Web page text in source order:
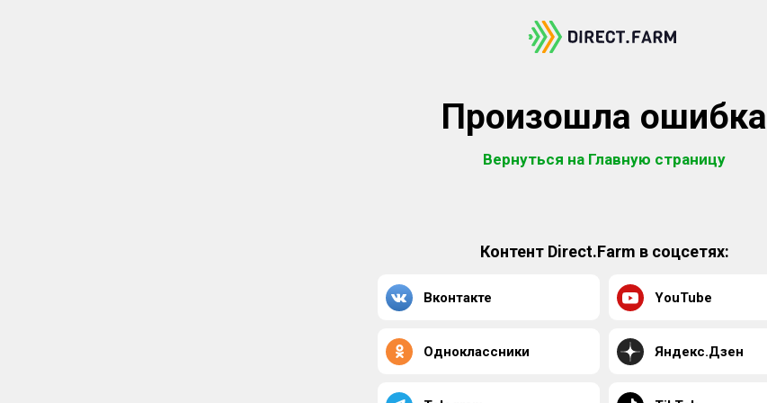
Произошла ошибка
Вернуться на Главную страницу
Контент Direct.Farm в соцсетях:
Вконтакте YouTube
Одноклассники Яндекс.Дзен